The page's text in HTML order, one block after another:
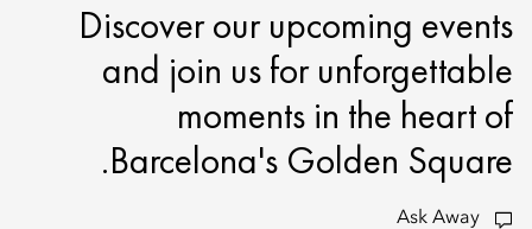
Discover our upcoming events
and join us for unforgettable
moments in the heart of
Barcelona's Golden Square.
Ask Away